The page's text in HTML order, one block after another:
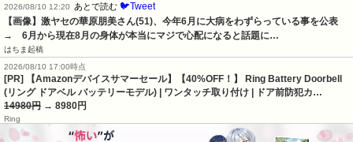
2026/08/10 12:20
あとで読む 🐦Tweet
【画像】激ヤセの華原朋美さん(51)、今年6月に大病をわずらっている事を公表
→　6月から現在8月の身体が本当にマジで心配になると話題に…
はちま起稿
2026/08/10 17:00時点
[PR] 【Amazonデバイスサマーセール】【40%OFF！】 Ring Battery Doorbell
(リング ドアベル バッテリーモデル) | ワンタッチ取り付け | ドア前防犯カ…
14980円 → 8980円
Ring